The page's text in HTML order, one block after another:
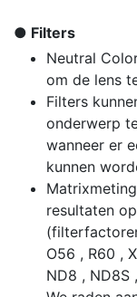
Filters
Neutral
om de lens
Filters
onderwerp
wanneer er
kunnen
resultaten
O56 , R60 ,
ND8 , ND8S